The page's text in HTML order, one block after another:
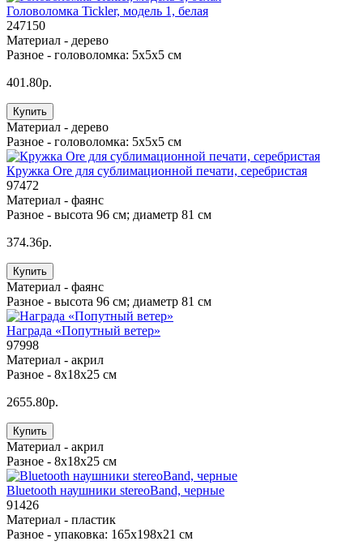
Головоломка Tickler, модель 1, белая
247150
Материал - дерево
Разное - головоломка: 5х5х5 см
401.80р.
Купить
Материал - дерево
Разное - головоломка: 5х5х5 см
Кружка Ore для сублимационной печати, серебристая
97472
Материал - фаянс
Разное - высота 96 см; диаметр 81 см
374.36р.
Купить
Материал - фаянс
Разное - высота 96 см; диаметр 81 см
Награда «Попутный ветер»
97998
Материал - акрил
Разное - 8х18х25 см
2655.80р.
Купить
Материал - акрил
Разное - 8х18х25 см
Bluetooth наушники stereoBand, черные
91426
Материал - пластик
Разное - упаковка: 165х198х21 см